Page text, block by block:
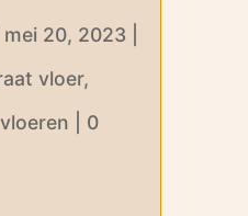
mei 20, 2023
vloer,
0